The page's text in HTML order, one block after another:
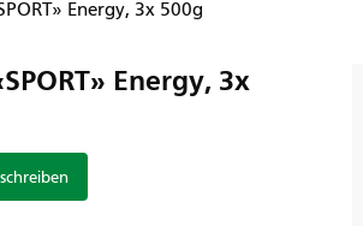
Energy, 3x 500g
Energy, 3x